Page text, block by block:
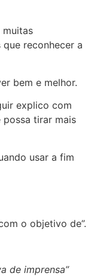
muitas
reconhecer a
bem e melhor.
explico com
possa tirar mais
usar a fim
o objetivo de”.
de imprensa”